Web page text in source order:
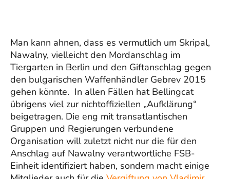
Man kann ahnen, dass es vermutlich um Skripal,
Nawalny, vielleicht den Mordanschlag im
Tiergarten in Berlin und den Giftanschlag gegen
den bulgarischen Waffenhändler Gebrev 2015
gehen könnte. In allen Fällen hat Bellingcat
übrigens viel zur nichtoffiziellen „Aufklärung“
beigetragen. Die eng mit transatlantischen
Gruppen und Regierungen verbundene
Organisation will zuletzt nicht nur die für den
Anschlag auf Nawalny verantwortliche FSB-
Einheit identifiziert haben, sondern macht einige